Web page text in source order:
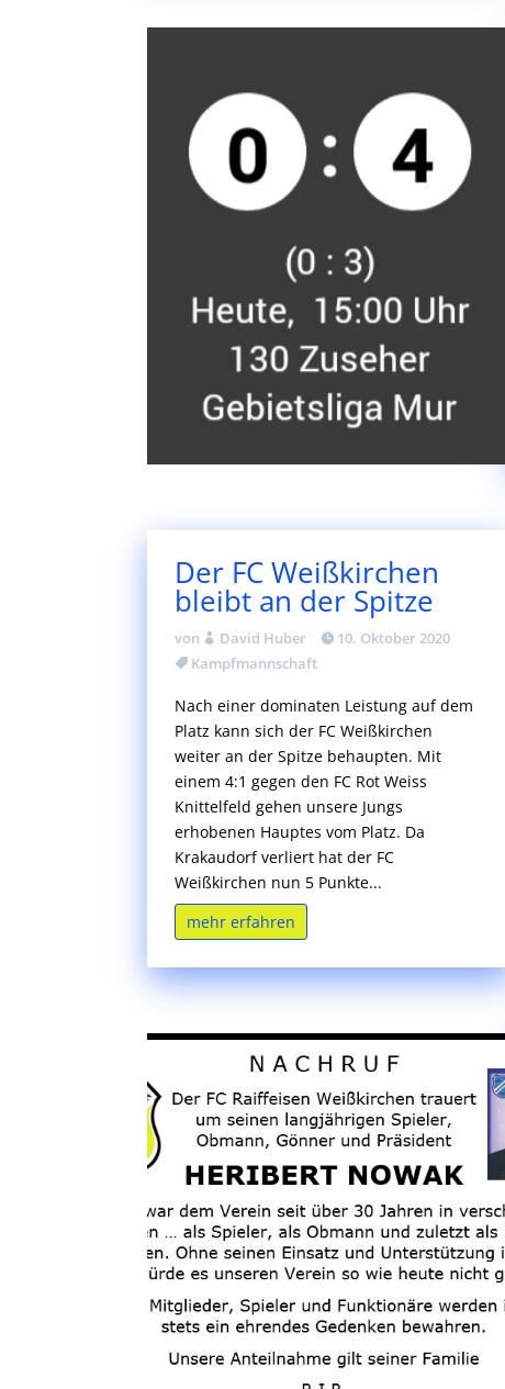
Der FC Weißkirchen
bleibt an der Spitze
von David Huber
10. Oktober 2020
Kampfmannschaft
Nach einer dominaten Leistung auf dem
Platz kann sich der FC Weißkirchen
weiter an der Spitze behaupten. Mit
einem 4:1 gegen den FC Rot Weiss
Knittelfeld gehen unsere Jungs
erhobenen Hauptes vom Platz. Da
Krakaudorf verliert hat der FC
Weißkirchen nun 5 Punkte...
mehr erfahren